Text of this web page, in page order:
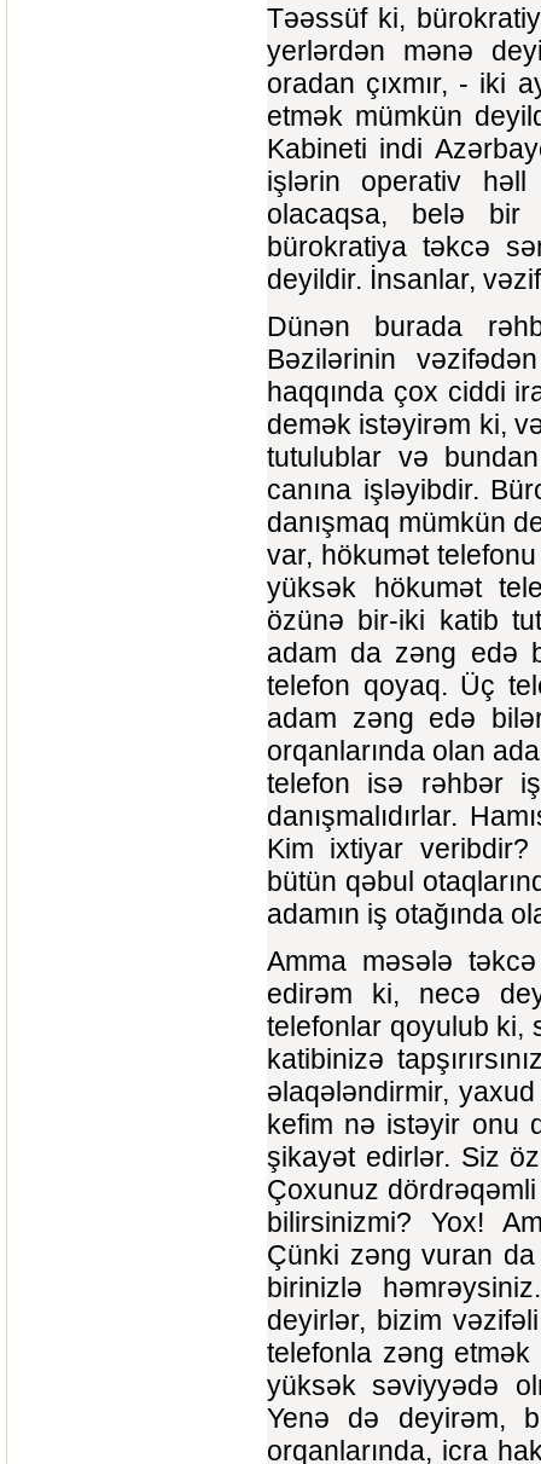
Təəssüf ki,
yerlərdən mənə
oradan çıxmır, - iki
etmək mümkün
Kabineti indi
işlərin operativ həll
olacaqsa, belə bir
bürokratiya təkcə
deyildir. İnsanlar,
Dünən burada
Bəzilərinin
haqqında çox ciddi
demək istəyirəm ki,
tutulublar və
canına işləyibdir.
danışmaq mümkün
var, hökumət
yüksək hökumət
özünə bir-iki katib
adam da zəng edə
telefon qoyaq. Üç
adam zəng edə
orqanlarında olan
telefon isə rəhbər
danışmalıdırlar.
Kim ixtiyar
bütün qəbul
adamın iş otağında
Amma məsələ
edirəm ki, necə
telefonlar qoyulub ki,
katibinizə
əlaqələndirmir,
kefim nə istəyir onu
şikayət edirlər. Siz
Çoxunuz
bilirsinizmi? Yox!
Çünki zəng vuran
birinizlə
deyirlər, bizim
telefonla zəng etmək
yüksək səviyyədə
Yenə də deyirəm,
orqanlarında, icra